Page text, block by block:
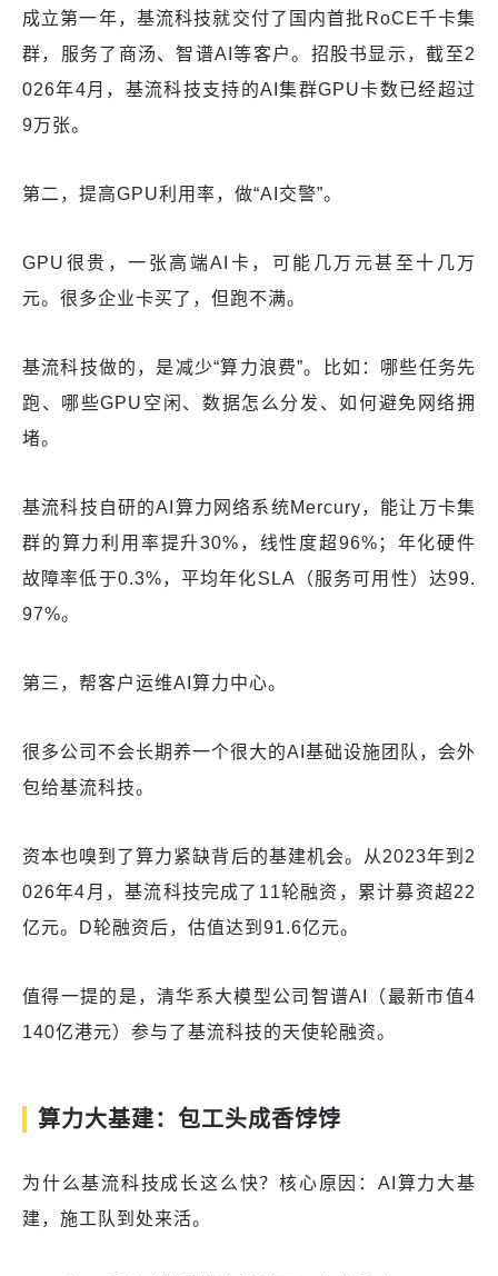
成立第一年，基流科技就交付了国内首批RoCE千卡集
群，服务了商汤、智谱AI等客户。招股书显示，截至2
026年4月，基流科技支持的AI集群GPU卡数已经超过
9万张。
第二，提高GPU利用率，做“AI交警”。
GPU很贵，一张高端AI卡，可能几万元甚至十几万
元。很多企业卡买了，但跑不满。
基流科技做的，是减少“算力浪费”。比如：哪些任务先
跑、哪些GPU空闲、数据怎么分发、如何避免网络拥
堵。
基流科技自研的AI算力网络系统Mercury，能让万卡集
群的算力利用率提升30%，线性度超96%；年化硬件
故障率低于0.3%，平均年化SLA（服务可用性）达99.
97%。
第三，帮客户运维AI算力中心。
很多公司不会长期养一个很大的AI基础设施团队，会外
包给基流科技。
资本也嗅到了算力紧缺背后的基建机会。从2023年到2
026年4月，基流科技完成了11轮融资，累计募资超22
亿元。D轮融资后，估值达到91.6亿元。
值得一提的是，清华系大模型公司智谱AI（最新市值4
140亿港元）参与了基流科技的天使轮融资。
算力大基建：包工头成香饽饽
为什么基流科技成长这么快？核心原因：AI算力大基
建，施工队到处来活。